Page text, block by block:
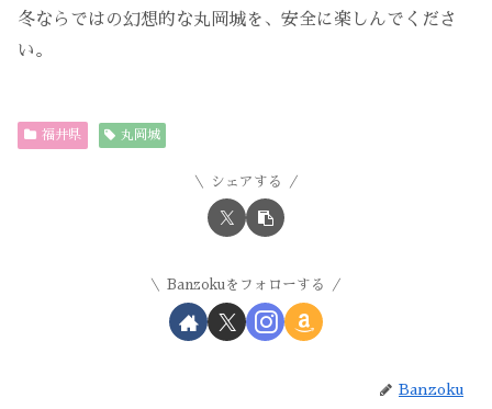
冬ならではの幻想的な丸岡城を、安全に楽しんでくださ
い。
福井県 丸岡城
シェアする
Banzokuをフォローする
Banzoku